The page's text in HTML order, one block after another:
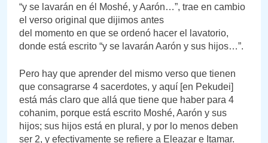
“y se lavarán en él Moshé, y Aarón…”, trae en cambio
el verso original que dijimos antes
del momento en que se ordenó hacer el lavatorio,
donde está escrito “y se lavarán Aarón y sus hijos…”.
Pero hay que aprender del mismo verso que tienen
que consagrarse 4 sacerdotes, y aquí [en Pekudei]
está más claro que allá que tiene que haber para 4
cohanim, porque está escrito Moshé, Aarón y sus
hijos; sus hijos está en plural, y por lo menos deben
ser 2, y efectivamente se refiere a Eleazar e Itamar.